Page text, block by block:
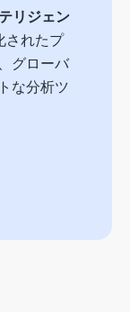
リジェン
されたプ
グローバ
な分析ツ